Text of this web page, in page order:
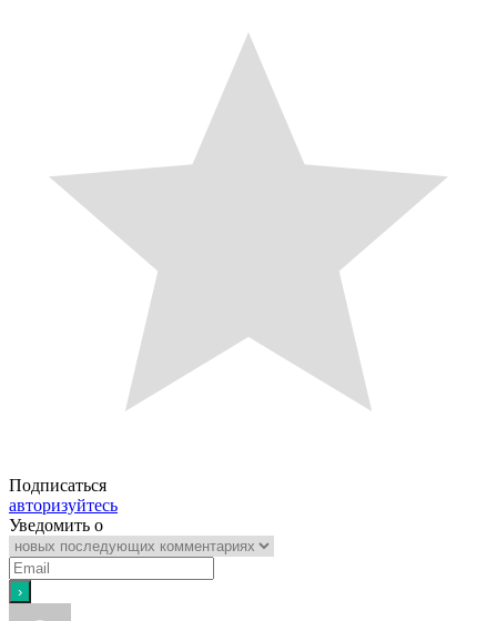
Подписаться
авторизуйтесь
Уведомить о